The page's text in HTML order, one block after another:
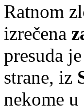
Ratnom
izrečena
presuda
strane, iz
nekome